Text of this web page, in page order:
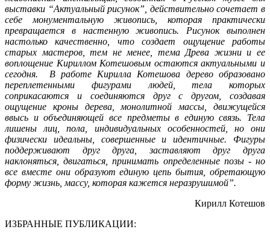
выставки “Актуальный рисунок”, действительно сочетает в
себе монументальную живопись, которая практически
превращается в настенную живопись. Рисунок выполнен
настолько качественно, что создает ощущение работы
старых мастеров, тем не менее, тема Древа жизни и ее
воплощение Кириллом Котешовым остаются актуальными и
сегодня. В работе Кирилла Котешова дерево образовано
переплетенными фигурами людей, тела которых
соприкасаются и соединяются друг с другом, создавая
ощущение кроны дерева, монолитной массы, движущейся
ввысь и объединяющей все предметы в единую связь. Тела
лишены лиц, пола, индивидуальных особенностей, но они
физически идеальны, совершенные и идентичные. Фигуры
поддерживают друг друга, заставляют друг друга
наклоняться, двигаться, принимать определенные позы - но
все вместе они образуют единую цепь бытия, обретающую
форму жизнь, массу, которая кажется неразрушимой”.
Кирилл Котешов
ИЗБРАННЫЕ ПУБЛИКАЦИИ: